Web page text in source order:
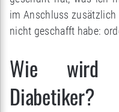
im Anschluss zusätzlich
nicht geschafft habe:
Wie wird
Diabetiker?